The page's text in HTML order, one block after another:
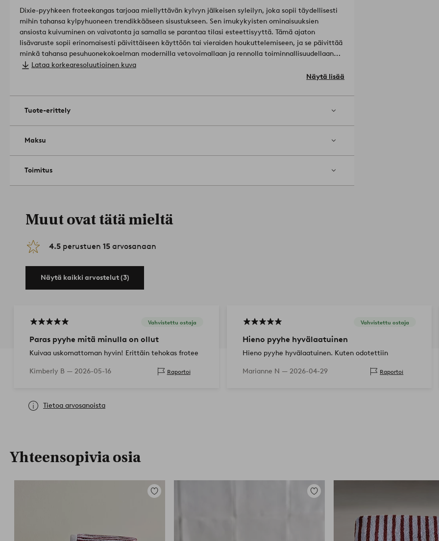
Dixie-pyyhkeen froteekangas tarjoaa miellyttävän kylvyn jälkeisen syleilyn, joka sopii täydellisesti
mihin tahansa kylpyhuoneen trendikkääseen sisustukseen. Sen imukykyisten ominaisuuksien
ansiosta kuivuminen on vaivatonta ja samalla se parantaa tilasi esteettisyyttä. Tämä ajaton
lisävaruste sopii erinomaisesti päivittäiseen käyttöön tai vieraiden houkuttelemiseen, ja se päivittää
minkä tahansa pesuhuonekokoelman modernilla vetovoimallaan ja rennolla toiminnallisuudellaan
jokaiseen kotiin.Tämä kangas on telakalla värjätty. Lankavärjätty kangas tarkoittaa, että lanka
Askartelutekniikka: lankavärjätty.
Materiaali: 100% Puuvilla.
Lataa korkearesoluutioinen kuva
Näytä lisää
Tuote-erittely
Maksu
Toimitus
Muut ovat tätä mieltä
4.5 perustuen 15 arvosanaan
Näytä kaikki arvostelut (3)
Vahvistettu ostaja
Paras pyyhe mitä minulla on ollut
Kuivaa uskomattoman hyvin! Erittäin tehokas frotee
Kimberly B — 2026-05-16 Raportoi
Vahvistettu ostaja
Hieno pyyhe hyvälaatuinen
Hieno pyyhe hyvälaatuinen. Kuten odotettiin
Marianne N — 2026-04-29 Raportoi
Tietoa arvosanoista
Yhteensopivia osia
Lisää
Lisää